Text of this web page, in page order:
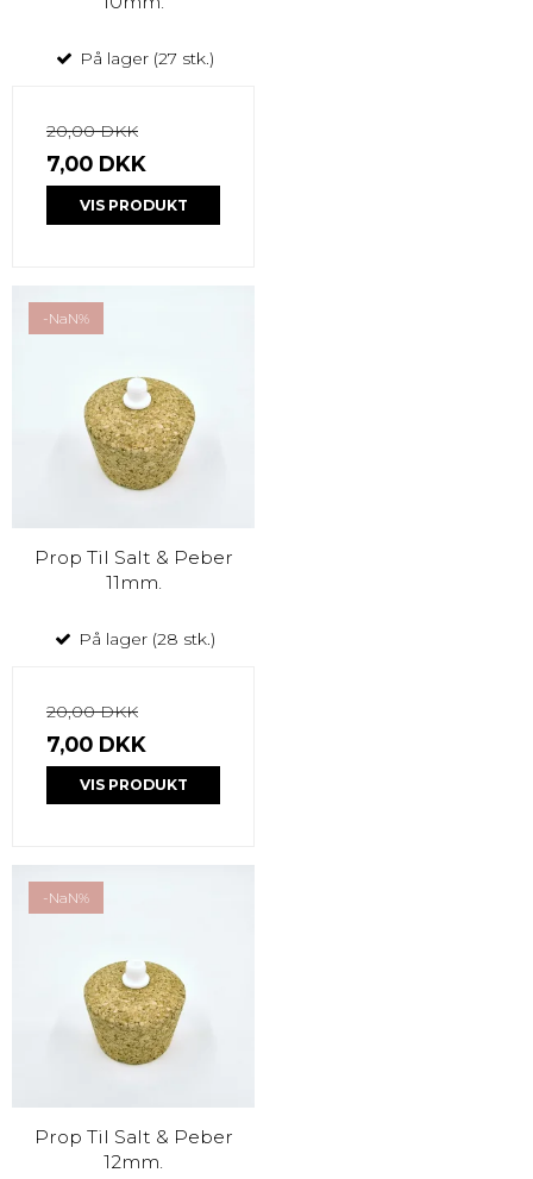
På lager (27 stk.)
20,00 DKK
7,00 DKK
VIS PRODUKT
-NaN%
Prop Til Salt & Peber
11mm.
På lager (28 stk.)
20,00 DKK
7,00 DKK
VIS PRODUKT
-NaN%
Prop Til Salt & Peber
12mm.